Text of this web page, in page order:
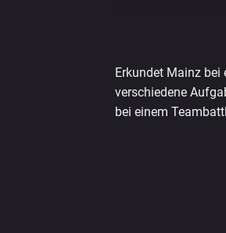
Erkundet Mainz
verschiedene
bei einem